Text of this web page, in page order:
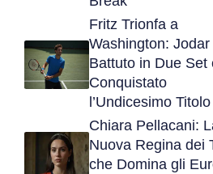
Fritz Trionfa a
Washington: Jodar
Battuto in Due Set
Conquistato
l’Undicesimo
Chiara Pellacani:
Nuova Regina dei
che Domina gli